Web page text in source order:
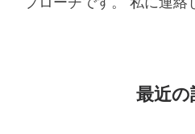
最近の